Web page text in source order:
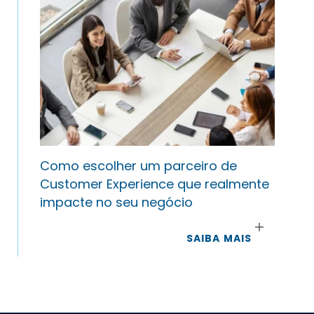
Como escolher um parceiro de
Customer Experience que realmente
impacte no seu negócio
SAIBA MAIS